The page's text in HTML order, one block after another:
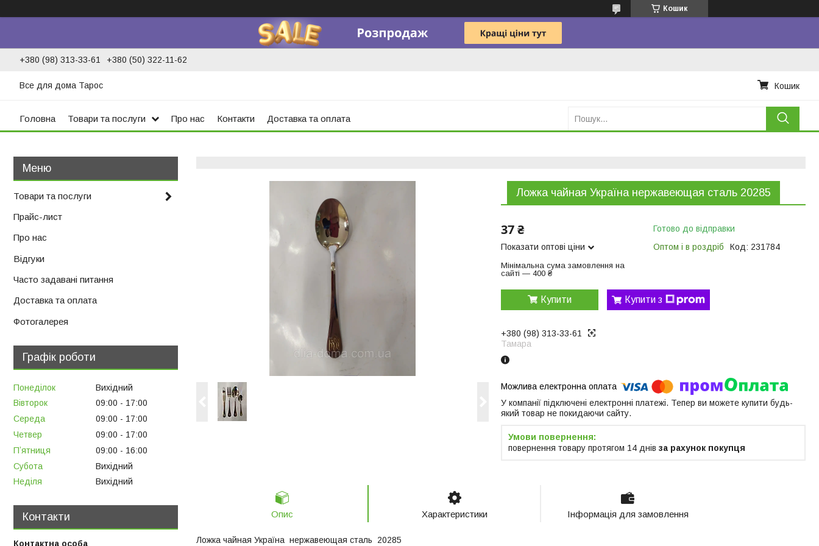
Кошик
+380 (98) 313-33-61 +380 (50) 322-11-62
Все для дома Тарос Кошик
Головна Товари та послуги Про нас Контакти Доставка та оплата
Ложка чайная Україна нержавеющая сталь 20285
37 ₴
Показати оптові ціни
Мінімальна сума замовлення на
сайті — 400 ₴
Готово до відправки
Оптом і в роздріб
Код: 231784
Купити Купити з
+380 (98) 313-33-61
Тамара
У компанії підключені електронні платежі. Тепер ви можете купити будь-
який товар не покидаючи сайту.
повернення товару протягом 14 днів за рахунок покупця
Опис Характеристики Інформація для замовлення
Ложка чайная Україна нержавеющая сталь 20285
Товари та послуги
Прайс-лист
Про нас
Відгуки
Часто задавані питання
Доставка та оплата
Фотогалерея
Графік роботи
Понеділок
Вихідний
Вівторок
09:00
17:00
Середа
09:00
17:00
Четвер
09:00
17:00
Пʼятниця
09:00
16:00
Субота
Вихідний
Неділя
Вихідний
Контакти